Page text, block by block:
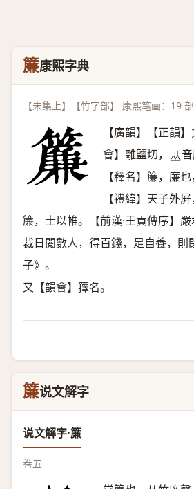
簾康熙字典
【未集上】【竹字部】 康熙笔画：19
【廣韻】【正韻
會】離鹽切， 𠀤
【釋名】簾，廉
【禮緯】天子外
簾，士以帷。【前漢·王貢傳序】嚴
裁日閱數人，得百錢，足自養，則
子》。
又【韻會】籜名。
簾说文解字
说文解字·簾
卷五